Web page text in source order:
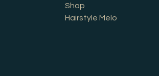
Shop
Hairstyle Melo